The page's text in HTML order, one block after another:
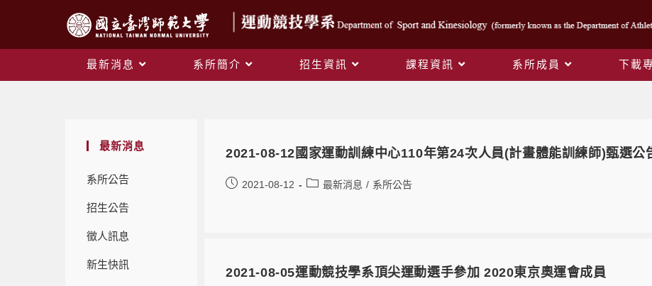
最新消息 系所簡介 招生資訊 課程資訊 系所成員 下載
最新消息
系所公告
招生公告
徵人訊息
新生快訊
2021-08-12國家運動訓練中心110年第24次人員(計畫體能訓練師)甄選公
2021-08-12 最新消息 / 系所公告
2021-08-05運動競技學系頂尖運動選手參加 2020東京奧運會成員